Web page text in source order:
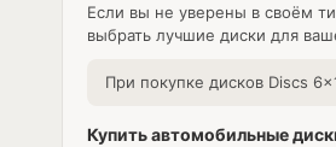
Если вы не уверены в своём
выбрать лучшие диски для
При покупке дисков Discs
Купить автомобильные